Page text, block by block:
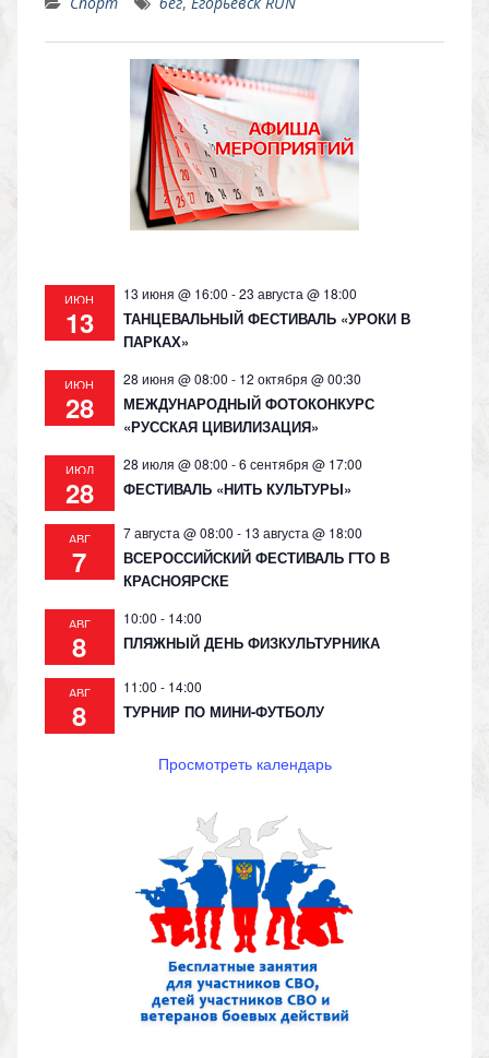
n
o
kl
as
s
ni
ki
e
gr
a
m
at
s
A
p
p
p
y
Li
n
k
ИЮН
13
13 июня @ 16:00 -23 августа @ 18:00
ТАНЦЕВАЛЬНЫЙ ФЕСТИВАЛЬ «УРОКИ В
ПАРКАХ»
ИЮН
28
28 июня @ 08:00 - 12 октября @ 00:30
МЕЖДУНАРОДНЫЙ ФОТОКОНКУРС
«РУССКАЯ ЦИВИЛИЗАЦИЯ»
ИЮЛ
28
28 июля @ 08:00 -6 сентября @ 17:00
ФЕСТИВАЛЬ «НИТЬ КУЛЬТУРЫ»
АВГ
7
7 августа @ 08:00 - 13 августа @ 18:00
ВСЕРОССИЙСКИЙ ФЕСТИВАЛЬ ГТО В
КРАСНОЯРСКЕ
АВГ
8
10:00 - 14:00
ПЛЯЖНЫЙ ДЕНЬ ФИЗКУЛЬТУРНИКА
АВГ
8
11:00 - 14:00
ТУРНИР ПО МИНИ-ФУТБОЛУ
Просмотреть календарь